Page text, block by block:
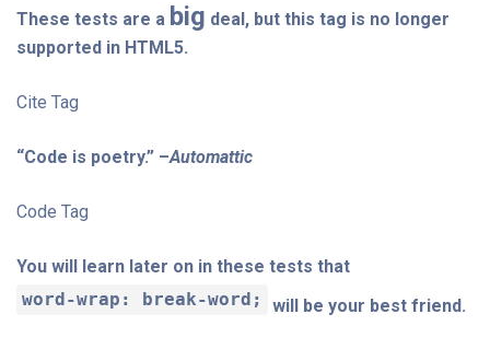
These tests are a big deal, but this tag is no longer
supported in HTML5.
Cite Tag
“Code is poetry.” –Automattic
Code Tag
You will learn later on in these tests that
word-wrap: break-word;
will be your best friend.